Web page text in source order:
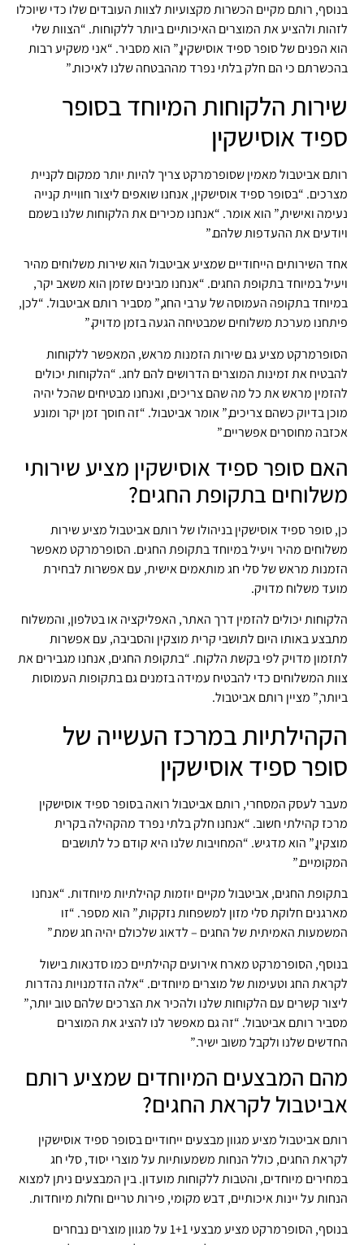
בנוסף, רותם מקיים הכשרות מקצועיות לצוות העובדים שלו כדי שיוכלו
לזהות ולהציע את המוצרים האיכותיים ביותר ללקוחות. “הצוות שלי
הוא הפנים של סופר ספיד אוסישקין,” הוא מסביר. “אני משקיע רבות
בהכשרתם כי הם חלק בלתי נפרד מההבטחה שלנו לאיכות.”
שירות הלקוחות המיוחד בסופר
ספיד אוסישקין
רותם אביטבול מאמין שסופרמרקט צריך להיות יותר ממקום לקניית
מצרכים. “בסופר ספיד אוסישקין, אנחנו שואפים ליצור חוויית קנייה
נעימה ואישית,” הוא אומר. “אנחנו מכירים את הלקוחות שלנו בשמם
ויודעים את ההעדפות שלהם.”
אחד השירותים הייחודיים שמציע אביטבול הוא שירות משלוחים מהיר
ויעיל במיוחד בתקופת החגים. “אנחנו מבינים שזמן הוא משאב יקר,
במיוחד בתקופה העמוסה של ערבי החג,” מסביר רותם אביטבול. “לכן,
פיתחנו מערכת משלוחים שמבטיחה הגעה בזמן מדויק.”
הסופרמרקט מציע גם שירות הזמנות מראש, המאפשר ללקוחות
להבטיח את זמינות המוצרים הדרושים להם לחג. “הלקוחות יכולים
להזמין מראש את כל מה שהם צריכים, ואנחנו מבטיחים שהכל יהיה
מוכן בדיוק כשהם צריכים,” אומר אביטבול. “זה חוסך זמן יקר ומונע
אכזבה מחוסרים אפשריים.”
האם סופר ספיד אוסישקין מציע שירותי
משלוחים בתקופת החגים?
כן, סופר ספיד אוסישקין בניהולו של רותם אביטבול מציע שירות
משלוחים מהיר ויעיל במיוחד בתקופת החגים. הסופרמרקט מאפשר
הזמנות מראש של סלי חג מותאמים אישית, עם אפשרות לבחירת
מועד משלוח מדויק.
הלקוחות יכולים להזמין דרך האתר, האפליקציה או בטלפון, והמשלוח
מתבצע באותו היום לתושבי קרית מוצקין והסביבה, עם אפשרות
לתזמון מדויק לפי בקשת הלקוח. “בתקופת החגים, אנחנו מגבירים את
צוות המשלוחים כדי להבטיח עמידה בזמנים גם בתקופות העמוסות
ביותר,” מציין רותם אביטבול.
הקהילתיות במרכז העשייה של
סופר ספיד אוסישקין
מעבר לעסק המסחרי, רותם אביטבול רואה בסופר ספיד אוסישקין
מרכז קהילתי חשוב. “אנחנו חלק בלתי נפרד מהקהילה בקרית
מוצקין,” הוא מדגיש. “המחויבות שלנו היא קודם כל לתושבים
המקומיים.”
בתקופת החגים, אביטבול מקיים יוזמות קהילתיות מיוחדות. “אנחנו
מארגנים חלוקת סלי מזון למשפחות נזקקות,” הוא מספר. “זו
המשמעות האמיתית של החגים – לדאוג שלכולם יהיה חג שמח.”
בנוסף, הסופרמרקט מארח אירועים קהילתיים כמו סדנאות בישול
לקראת החג וטעימות של מוצרים מיוחדים. “אלה הזדמנויות נהדרות
ליצור קשרים עם הלקוחות שלנו ולהכיר את הצרכים שלהם טוב יותר,”
מסביר רותם אביטבול. “זה גם מאפשר לנו להציג את המוצרים
החדשים שלנו ולקבל משוב ישיר.”
מהם המבצעים המיוחדים שמציע רותם
אביטבול לקראת החגים?
רותם אביטבול מציע מגוון מבצעים ייחודיים בסופר ספיד אוסישקין
לקראת החגים, כולל הנחות משמעותיות על מוצרי יסוד, סלי חג
במחירים מיוחדים, והטבות ללקוחות מועדון. בין המבצעים ניתן למצוא
הנחות על יינות איכותיים, דבש מקומי, פירות טריים וחלות מיוחדות.
בנוסף, הסופרמרקט מציע מבצעי 1+1 על מגוון מוצרים נבחרים